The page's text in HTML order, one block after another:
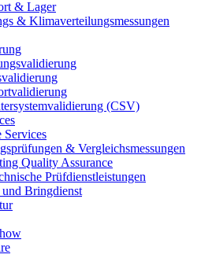
& Lager
& Klimaverteilungsmessungen
(CSV)
Services
& Vergleichsmessungen
Quality Assurance
Prüfdienstleistungen
Bringdienst